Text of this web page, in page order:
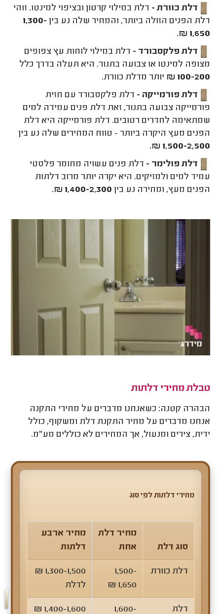
דלת כוורת - דלת במילוי קרטון ובציפוי למינטו. זוהי
דלת הפנים הזולה ביותר, והמחיר שלה נע בין 1,300-
1,650 ₪.
דלת פלקסבורד - דלת במילוי לוחות עץ צפופים
מצופה למינטו או צבועה בתנור. היא תעלה בדרך כלל
100-200 ₪
יותר מדלת כוורת.
דלת פורמייקה - דלת פלקסבורד עם חזית
פורמייקה צבועה בתנור, זאת דלת פנים עמידה למים
שמתאימה לחדרים רטובים. דלת פורמייקה היא דלת
הפנים מעץ היקרה ביותר - טווח המחירים שלה נע בין
1,500-2,500 ₪.
דלת פולימר - דלת פנים עשויה מחומר פלסטי
עמיד למים ולמזיקים. היא יקרה יותר מרוב דלתות
הפנים מעץ, ומחירה נע בין 1,400-2,300 ₪.
טבלת מחירי דלתות
הבהרה קטנה: כשאנחנו מדברים על מחירי התקנה
אנחנו מדברים על מחיר התקנת דלת ומשקוף, כולל
ידית, צירים ומנעול, אך המחירים לא כוללים מע"מ.
מחירי דלתות לפי סוג
סוג דלת
מחיר דלת
אחת
מחיר ארבע
דלתות
דלת כוורת
1,500-
1,650 ₪
1,300-1,500 ₪
לדלת
דלת 1,600-
1,400-1,600 ₪